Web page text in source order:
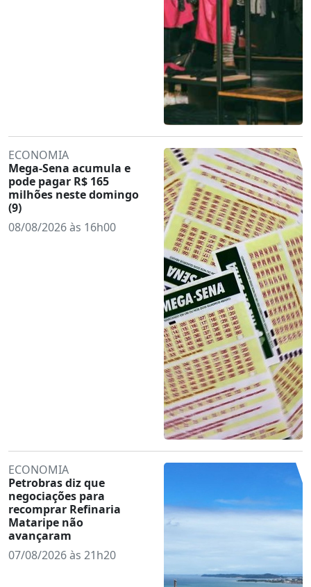
ECONOMIA
Mega-Sena acumula e
pode pagar R$ 165
milhões neste domingo
(9)
08/08/2026 às 16h00
ECONOMIA
Petrobras diz que
negociações para
recomprar Refinaria
Mataripe não
avançaram
07/08/2026 às 21h20